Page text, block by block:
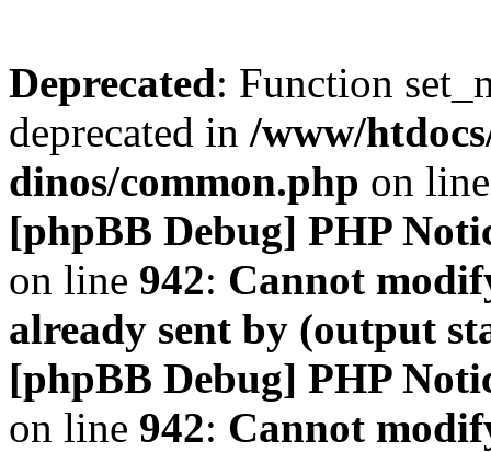
Deprecated: Function
deprecated in /www/
dinos/common.php on
[phpBB Debug] PHP
on line 942: Cannot
already sent by (output
[phpBB Debug] PHP
on line 942: Cannot